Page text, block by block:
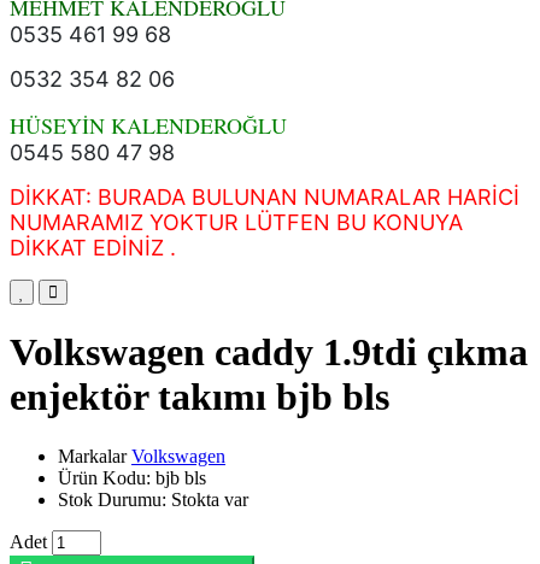
MEHMET KALENDEROĞLU
0535 461 99 68
0532 354 82 06
HÜSEYİN KALENDEROĞLU
0545 580 47 98
DİKKAT: BURADA BULUNAN NUMARALAR HARİCİ
NUMARAMIZ YOKTUR LÜTFEN BU KONUYA
DİKKAT EDİNİZ .
Volkswagen caddy 1.9tdi çıkma
enjektör takımı bjb bls
MarkalarVolkswagen
Ürün Kodu: bjb bls
Stok Durumu: Stokta var
Adet